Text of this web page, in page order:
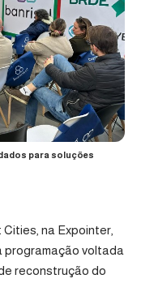
para soluções
na Expointer,
programação voltada
reconstrução do